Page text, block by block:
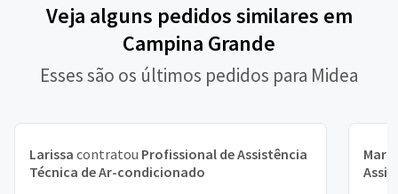
Veja alguns pedidos similares em
Campina Grande
Esses são os últimos pedidos para Midea
Larissa contratou Profissional de Assistência
Técnica de Ar-condicionado